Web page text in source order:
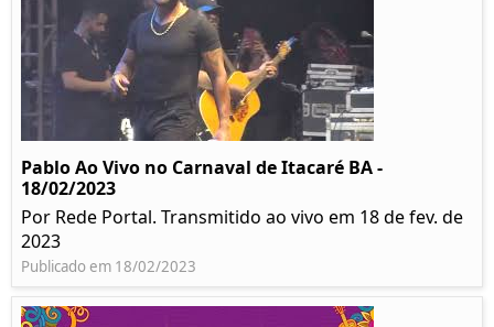
Pablo Ao Vivo no Carnaval de Itacaré BA -
18/02/2023
Por Rede Portal. Transmitido ao vivo em 18 de fev. de
2023
Publicado em 18/02/2023